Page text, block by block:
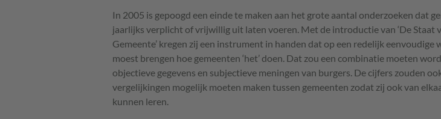
In 2005 is gepoogd een einde te maken aan het grote aantal onderzoeken dat
jaarlijks verplicht of vrijwillig uit laten voeren. Met de introductie van ‘De Staat
Gemeente’ kregen zij een instrument in handen dat op een redelijk eenvoudige
moest brengen hoe gemeenten ‘het’ doen. Dat zou een combinatie moeten
objectieve gegevens en subjectieve meningen van burgers. De cijfers zouden
vergelijkingen mogelijk moeten maken tussen gemeenten zodat zij ook van
kunnen leren.